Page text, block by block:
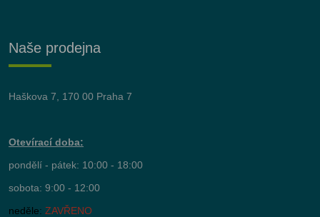
Naše prodejna
Haškova 7, 170 00 Praha 7
Otevírací doba:
pondělí - pátek: 10:00 - 18:00
sobota: 9:00 - 12:00
neděle: ZAVŘENO